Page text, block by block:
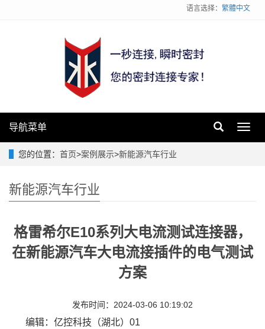
语言选择： 繁體中文
导航菜单
您的位置： 首页>案例展示>新能源汽车行业
新能源汽车行业
格雷希尔E10系列大电流测试连接器，
在新能源汽车大电流接插件的电气测试
方案
发布时间：2024-03-06 10:19:02
编辑：亿控科技（湖北）01